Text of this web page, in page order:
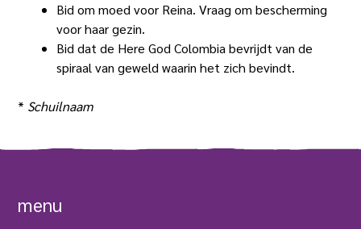
Bid om moed voor Reina. Vraag om bescherming
voor haar gezin.
Bid dat de Here God Colombia bevrijdt van de
spiraal van geweld waarin het zich bevindt.
* Schuilnaam
menu